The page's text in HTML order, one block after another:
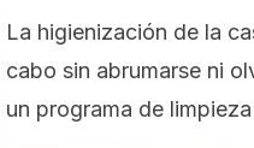
La higienización de la
cabo sin abrumarse ni
un programa de